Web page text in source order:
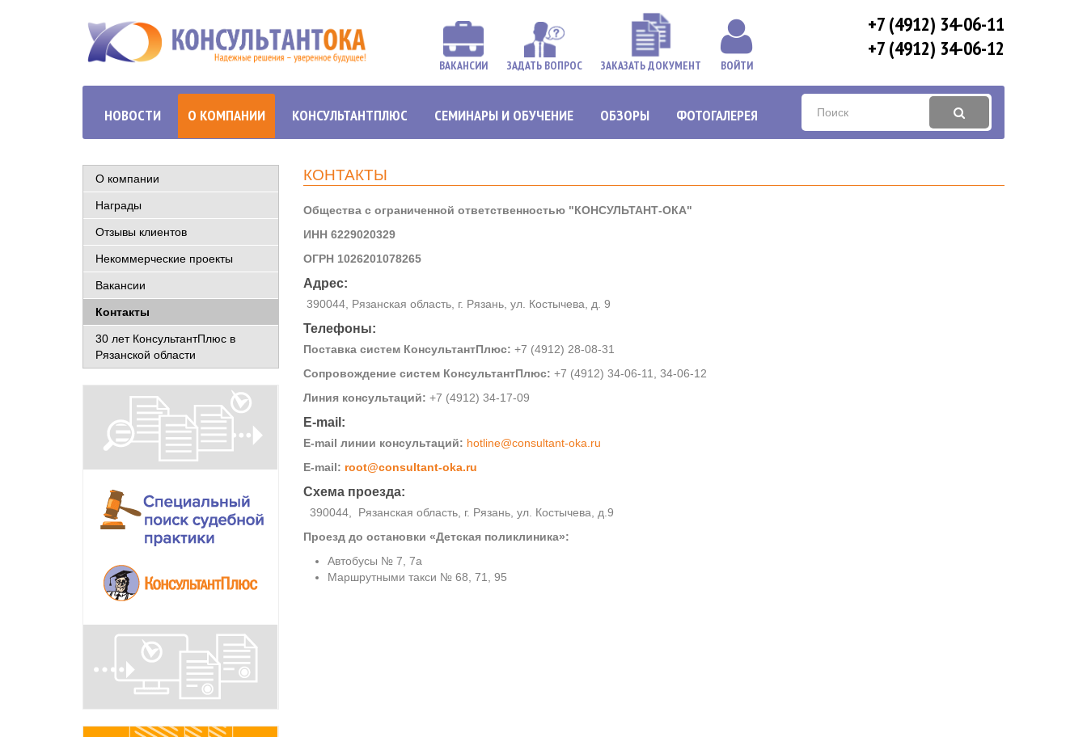
ВАКАНСИИ ЗАДАТЬ ВОПРОС ЗАКАЗАТЬ ДОКУМЕНТ ВОЙТИ
+7 (4912) 34-06-11
+7 (4912) 34-06-12
НОВОСТИ О КОМПАНИИ КОНСУЛЬТАНТПЛЮС СЕМИНАРЫ И ОБУЧЕНИЕ ОБЗОРЫ ФОТОГАЛЕРЕЯ
О компании
Награды
Отзывы клиентов
Некоммерческие проекты
Вакансии
Контакты
30 лет КонсультантПлюс в
Рязанской области
КОНТАКТЫ
Общества с ограниченной ответственностью "КОНСУЛЬТАНТ-ОКА"
ИНН 6229020329
ОГРН 1026201078265
Адрес:
390044, Рязанская область, г. Рязань, ул. Костычева, д. 9
Телефоны:
Поставка систем КонсультантПлюс: +7 (4912) 28-08-31
Сопровождение систем КонсультантПлюс: +7 (4912) 34-06-11, 34-06-12
Линия консультаций: +7 (4912) 34-17-09
E-mail:
E-mail линии консультаций: hotline@consultant-oka.ru
E-mail: root@consultant-oka.ru
Схема проезда:
390044, Рязанская область, г. Рязань, ул. Костычева, д.9
Проезд до остановки «Детская поликлиника»:
Автобусы № 7, 7а
Маршрутными такси № 68, 71, 95